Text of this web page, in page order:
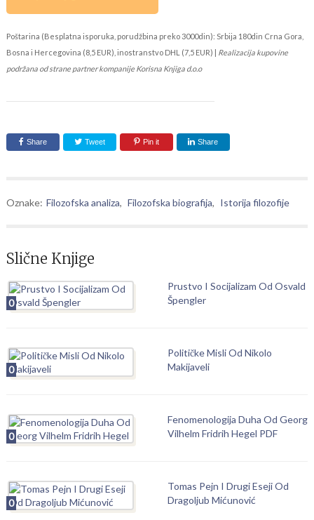
Poštarina (Besplatna isporuka, porudžbina preko 3000din): Srbija 180din Crna Gora,
Bosna i Hercegovina (8,5 EUR), inostranstvo DHL (7,5 EUR) | Realizacija kupovine
podržana od strane partner kompanije Korisna Knjiga d.o.o
Share Tweet Pin it Share
Oznake: Filozofska analiza, Filozofska biografija, Istorija filozofije
Slične Knjige
0
Prustvo I Socijalizam Od Osvald
Špengler
0
Političke Misli Od Nikolo
Makijaveli
0
Fenomenologija Duha Od Georg
Vilhelm Fridrih Hegel PDF
0
Tomas Pejn I Drugi Eseji Od
Dragoljub Mićunović